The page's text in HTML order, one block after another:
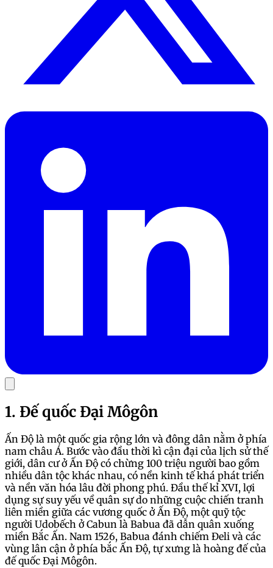
1. Đế quốc Đại Môgôn
Ấn Độ là một quốc gia rộng lớn và đông dân nằm ở phía
nam châu Á. Bước vào đầu thời kì cận đại của lịch sử thế
giới, dân cư ở Ấn Độ có chừng 100 triệu người bao gồm
nhiều dân tộc khác nhau, có nền kinh tế khá phát triển
và nền văn hóa lâu đời phong phú. Đầu thế kỉ XVI, lợi
dụng sự suy yếu về quân sự do những cuộc chiến tranh
liên miền giữa các vương quốc ở Ấn Độ, một quỹ tộc
người Udobếch ở Cabun là Babua đã dẫn quân xuống
miền Bắc Ấn. Nam 1526, Babua đánh chiếm Đeli và các
vùng lân cận ở phía bắc Ấn Độ, tự xưng là hoàng đế của
đế quốc Đại Môgôn.